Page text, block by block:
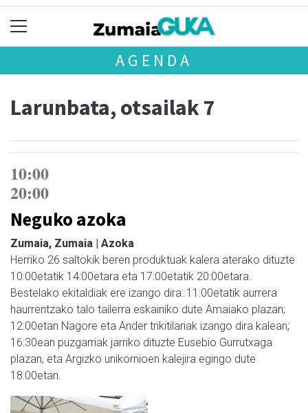
AGENDA
Larunbata, otsailak 7
10:00
20:00
Neguko azoka
Zumaia, Zumaia | Azoka
Herriko 26 saltokik beren produktuak kalera aterako dituzte
10:00etatik 14:00etara eta 17:00etatik 20:00etara.
Bestelako ekitaldiak ere izango dira: 11:00etatik aurrera
haurrentzako talo tailerra eskainiko dute Amaiako plazan;
12:00etan Nagore eta Ander trikitilariak izango dira kalean;
16:30ean puzgarriak jarriko dituzte Eusebio Gurrutxaga
plazan, eta Argizko unikornioen kalejira egingo dute
18:00etan.